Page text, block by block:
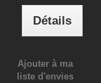
Détails
Ajouter à ma
liste d'envies